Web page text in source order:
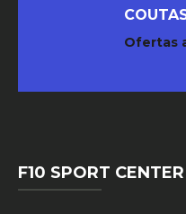
Ofertas
F10 SPORT CENTER